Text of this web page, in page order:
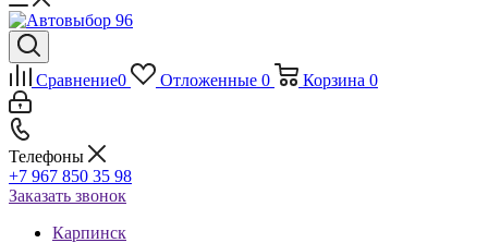
Сравнение0 Отложенные 0 Корзина 0
Телефоны
+7 967 850 35 98
Заказать звонок
Карпинск